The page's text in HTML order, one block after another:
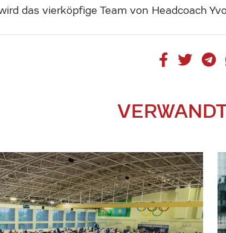
das vierköpfige Team von Headcoach